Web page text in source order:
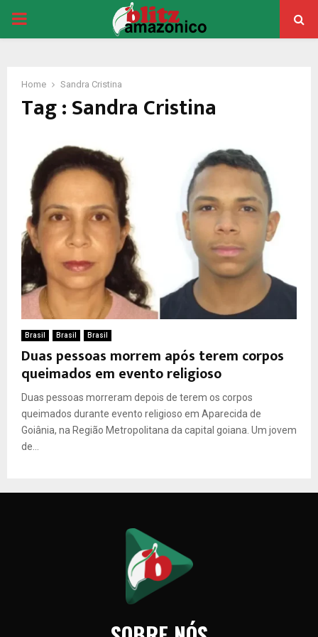
PRIMARY
Home Sandra Cristina
Tag : Sandra Cristina
Brasil Brasil Brasil
Duas pessoas morrem após terem corpos
queimados em evento religioso
Duas pessoas morreram depois de terem os corpos
queimados durante evento religioso em Aparecida de
Goiânia, na Região Metropolitana da capital goiana. Um jovem
de...